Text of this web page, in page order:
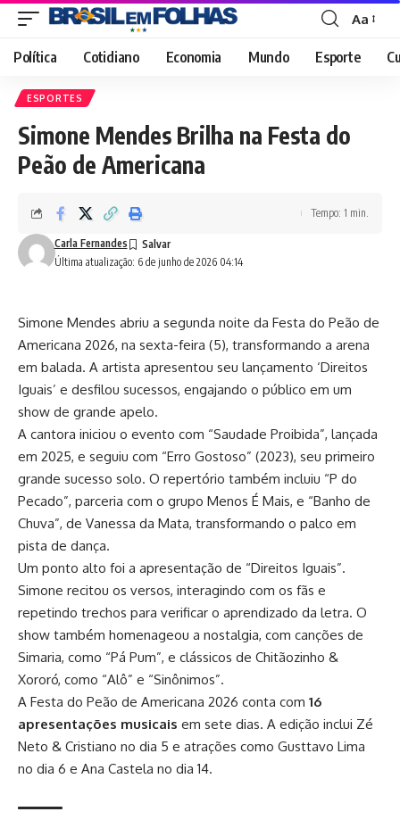
Font
Resizer
Aa
Política Cotidiano Economia Mundo Esporte
ESPORTES
Simone Mendes Brilha na Festa do
Peão de Americana
Última atualização: 6 de junho de 2026 04:14
Carla Fernandes
Tempo: 1 min.
Simone Mendes abriu a segunda noite da Festa do Peão de
Americana 2026, na sexta-feira (5), transformando a arena
em balada. A artista apresentou seu lançamento ‘Direitos
Iguais’ e desfilou sucessos, engajando o público em um
show de grande apelo.
A cantora iniciou o evento com “Saudade Proibida”, lançada
em 2025, e seguiu com “Erro Gostoso” (2023), seu primeiro
grande sucesso solo. O repertório também incluiu “P do
Pecado”, parceria com o grupo Menos É Mais, e “Banho de
Chuva”, de Vanessa da Mata, transformando o palco em
pista de dança.
Um ponto alto foi a apresentação de “Direitos Iguais”.
Simone recitou os versos, interagindo com os fãs e
repetindo trechos para verificar o aprendizado da letra. O
show também homenageou a nostalgia, com canções de
Simaria, como “Pá Pum”, e clássicos de Chitãozinho &
Xororó, como “Alô” e “Sinônimos”.
A Festa do Peão de Americana 2026 conta com 16
apresentações musicais em sete dias. A edição inclui Zé
Neto & Cristiano no dia 5 e atrações como Gusttavo Lima
no dia 6 e Ana Castela no dia 14.